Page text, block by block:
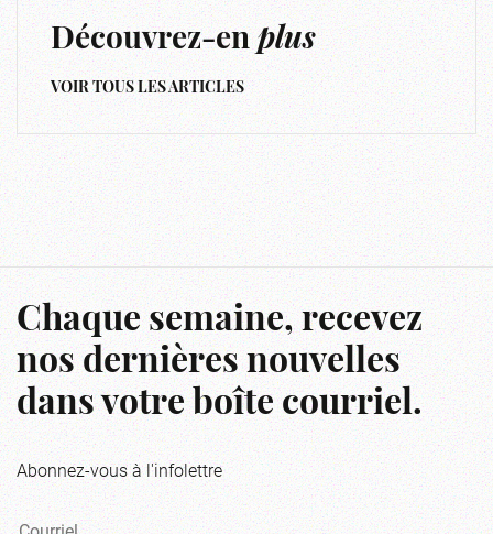
Découvrez-enplus
VOIR TOUS LES ARTICLES
Chaque semaine, recevez
nos dernières nouvelles
dans votre boîte courriel.
Abonnez-vous à l'infolettre